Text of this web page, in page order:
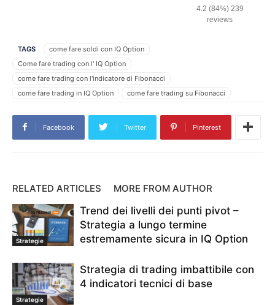
4.2 (84%) 239
reviews
TAGS
come fare soldi con IQ Option
Come fare trading con l' IQ Option
come fare trading con l'indicatore di Fibonacci
come fare trading in IQ Option
come fare trading su Fibonacci
come guadagnare con IQ Option
come impostare l'indicatore di fibonacci
come usare fibonacci
Indicatore IQ Option
IQ Option per principianti
Linee di Fibonacci
metodo di scambio
Metodo di trading IQ Option
modello candeliere
Modello candeliere IQ Option
significato di fibonacci
Stile di trading IQ Option
strategia commerciale
strategia di opzione
Strategia IQ Option
Strategia vincente di IQ Option
Facebook Twitter Pinterest
RELATED ARTICLES MORE FROM AUTHOR
Strategie
Trend dei livelli dei punti pivot –
Strategia a lungo termine
estremamente sicura in IQ Option
Strategie
Strategia di trading imbattibile con
4 indicatori tecnici di base